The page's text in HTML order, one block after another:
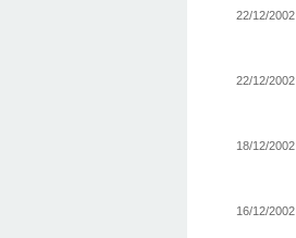
22/12/2002
22/12/2002
18/12/2002
16/12/2002